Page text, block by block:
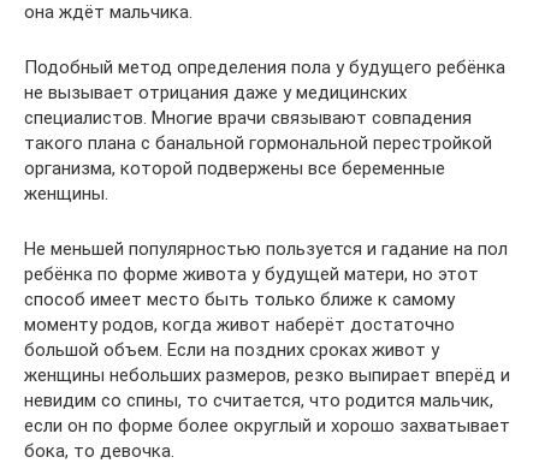
она ждёт мальчика.
Подобный метод определения пола у будущего ребёнка
не вызывает отрицания даже у медицинских
специалистов. Многие врачи связывают совпадения
такого плана с банальной гормональной перестройкой
организма, которой подвержены все беременные
женщины.
Не меньшей популярностью пользуется и гадание на пол
ребёнка по форме живота у будущей матери, но этот
способ имеет место быть только ближе к самому
моменту родов, когда живот наберёт достаточно
большой объем. Если на поздних сроках живот у
женщины небольших размеров, резко выпирает вперёд и
невидим со спины, то считается, что родится мальчик,
если он по форме более округлый и хорошо захватывает
бока, то девочка.